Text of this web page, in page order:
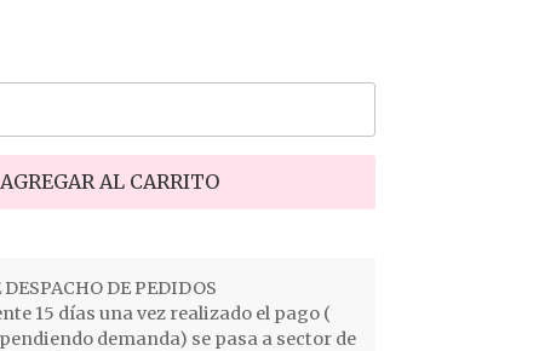
AGREGAR AL CARRITO
DE PEDIDOS
15 días una vez realizado el pago (
demanda) se pasa a sector de